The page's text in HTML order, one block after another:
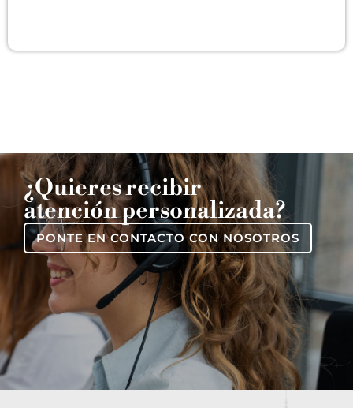
¿Quieres recibir
atención personalizada?
PONTE EN CONTACTO CON NOSOTROS